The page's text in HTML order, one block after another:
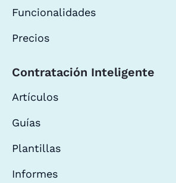
Funcionalidades
Precios
Contratación Inteligente
Artículos
Guías
Plantillas
Informes